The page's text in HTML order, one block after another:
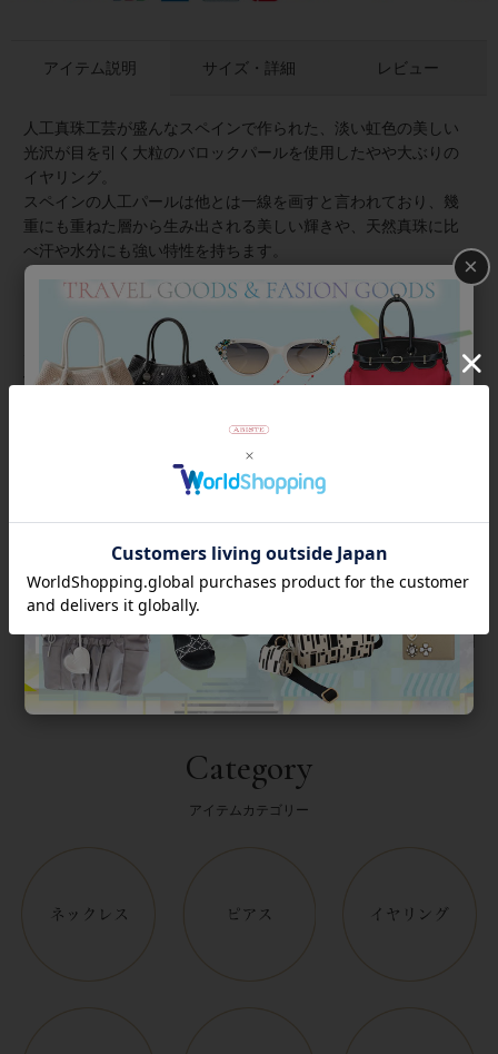
アイテム説明
人工真珠工芸が盛んなスペインで作られた、淡い虹色の美しい
光沢が目を引く大粒のバロックパールを使用したやや大ぶりの
イヤリング。
スペインの人工パールは他とは一線を画すと言われており、幾
重にも重ねた層から生み出される美しい輝きや、天然真珠に比
べ汗や水分にも強い特性を持ちます。
クロスデザインのメタルプレートがスタイリッシュさをプラス
した、世代や流行に捉われず長く愛用できるデザイン。
★雑誌掲載アイテム★
VERY12月号
サイズ・詳細 レビュー
返品について
Category
アイテムカテゴリー
×